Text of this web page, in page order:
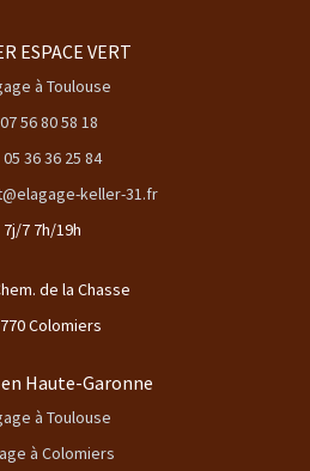
ESPACE VERT
à Toulouse
07 56 80 58 18
05 36 36 25 84
keller-31.fr
7j/7 7h/19h
de la Chasse
Colomiers
Haute-Garonne
à Toulouse
à Colomiers